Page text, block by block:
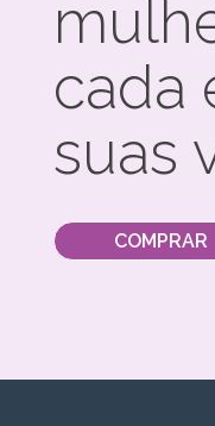
cada
suas
COMPRAR